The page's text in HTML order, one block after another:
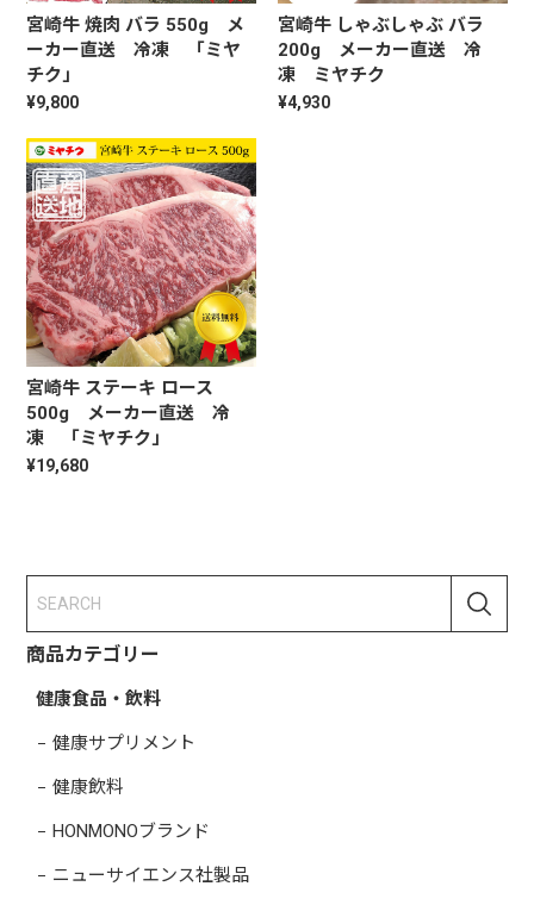
商品カテゴリー
健康食品・飲料
健康サプリメント
健康飲料
HONMONOブランド
ニューサイエンス社製品
宮崎牛 焼肉 バラ 550g メ
ーカー直送 冷凍 「ミヤ
チク」
¥9,800
宮崎牛 しゃぶしゃぶ バラ
200g メーカー直送 冷
凍 ミヤチク
¥4,930
宮崎牛 ステーキ ロース
500g メーカー直送 冷
凍 「ミヤチク」
¥19,680